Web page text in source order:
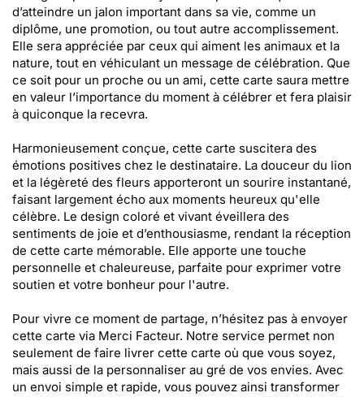
d’atteindre un jalon important dans sa vie, comme un
diplôme, une promotion, ou tout autre accomplissement.
Elle sera appréciée par ceux qui aiment les animaux et la
nature, tout en véhiculant un message de célébration. Que
ce soit pour un proche ou un ami, cette carte saura mettre
en valeur l’importance du moment à célébrer et fera plaisir
à quiconque la recevra.
Harmonieusement conçue, cette carte suscitera des
émotions positives chez le destinataire. La douceur du lion
et la légèreté des fleurs apporteront un sourire instantané,
faisant largement écho aux moments heureux qu'elle
célèbre. Le design coloré et vivant éveillera des
sentiments de joie et d’enthousiasme, rendant la réception
de cette carte mémorable. Elle apporte une touche
personnelle et chaleureuse, parfaite pour exprimer votre
soutien et votre bonheur pour l'autre.
Pour vivre ce moment de partage, n’hésitez pas à envoyer
cette carte via Merci Facteur. Notre service permet non
seulement de faire livrer cette carte où que vous soyez,
mais aussi de la personnaliser au gré de vos envies. Avec
un envoi simple et rapide, vous pouvez ainsi transformer